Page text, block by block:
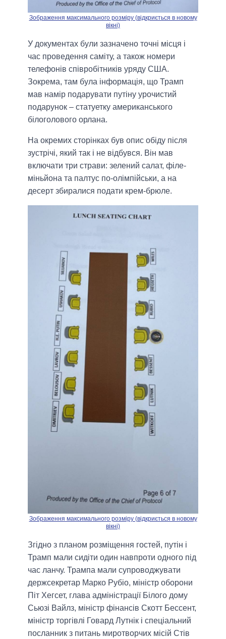
Зображення максимального розміру (відкриється в новому
вікні)
У документах були зазначено точні місця і
час проведення саміту, а також номери
телефонів співробітників уряду США.
Зокрема, там була інформація, що Трамп
мав намір подарувати путіну урочистий
подарунок – статуетку американського
білоголового орлана.
На окремих сторінках був опис обіду після
зустрічі, який так і не відбувся. Він мав
включати три страви: зелений салат, філе-
міньйона та палтус по-олімпійськи, а на
десерт збиралися подати крем-брюле.
Зображення максимального розміру (відкриється в новому
вікні)
Згідно з планом розміщення гостей, путін і
Трамп мали сидіти один навпроти одного під
час ланчу. Трампа мали супроводжувати
держсекретар Марко Рубіо, міністр оборони
Піт Хегсет, глава адміністрації Білого дому
Сьюзі Вайлз, міністр фінансів Скотт Бессент,
міністр торгівлі Говард Лутнік і спеціальний
посланник з питань миротворчих місій Стів